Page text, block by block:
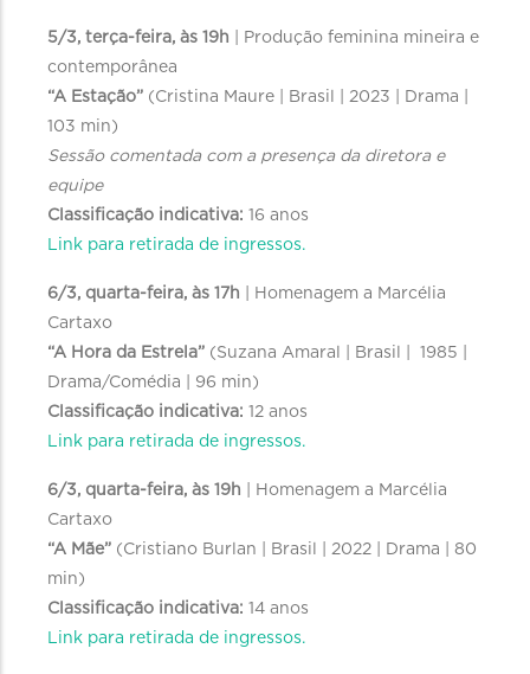
5/3, terça-feira, às 19h | Produção feminina mineira e
contemporânea
“A Estação” (Cristina Maure | Brasil | 2023 | Drama |
103 min)
Sessão comentada com a presença da diretora e
equipe
Classificação indicativa: 16 anos
Link para retirada de ingressos.
6/3, quarta-feira, às 17h | Homenagem a Marcélia
Cartaxo
“A Hora da Estrela” (Suzana Amaral | Brasil | 1985 |
Drama/Comédia | 96 min)
Classificação indicativa: 12 anos
Link para retirada de ingressos.
6/3, quarta-feira, às 19h | Homenagem a Marcélia
Cartaxo
“A Mãe” (Cristiano Burlan | Brasil | 2022 | Drama | 80
min)
Classificação indicativa: 14 anos
Link para retirada de ingressos.